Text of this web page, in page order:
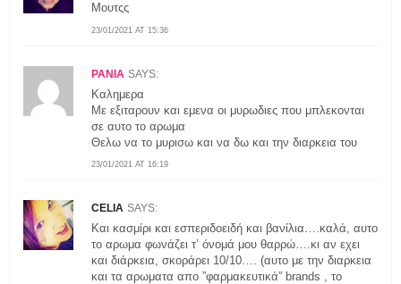
23/01/2021 AT 15:36
Μουτςς
ΡΑΝΙΑ SAYS:
23/01/2021 AT 16:19
Καλημερα
Με εξιταρουν και εμενα οι μυρωδιες που μπλεκονται
σε αυτο το αρωμα
Θελω να το μυρισω και να δω και την διαρκεια του
CELIA SAYS:
Kαι κασμίρι και εσπεριδοειδή και βανίλια….καλά, αυτο
το αρωμα φωνάζει τ’ όνομά μου θαρρώ….κι αν εχει
και διάρκεια, σκοράρει 10/10…. (αυτο με την διαρκεια
και τα αρωματα απο ”φαρμακευτικά” brands , το